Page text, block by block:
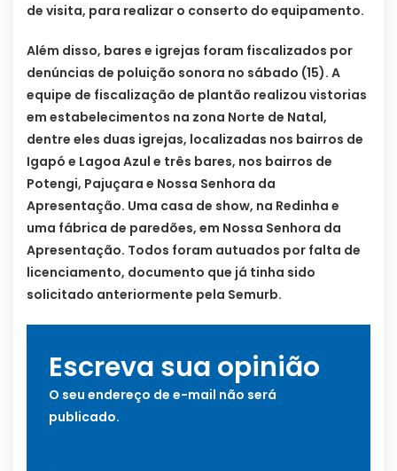
de visita, para realizar o conserto do equipamento.
Além disso, bares e igrejas foram fiscalizados por
denúncias de poluição sonora no sábado (15). A
equipe de fiscalização de plantão realizou vistorias
em estabelecimentos na zona Norte de Natal,
dentre eles duas igrejas, localizadas nos bairros de
Igapó e Lagoa Azul e três bares, nos bairros de
Potengi, Pajuçara e Nossa Senhora da
Apresentação. Uma casa de show, na Redinha e
uma fábrica de paredões, em Nossa Senhora da
Apresentação. Todos foram autuados por falta de
licenciamento, documento que já tinha sido
solicitado anteriormente pela Semurb.
Escreva sua opinião
O seu endereço de e-mail não será
publicado.